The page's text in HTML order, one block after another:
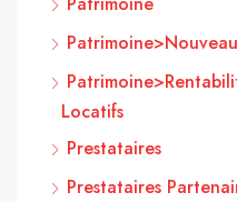
Locatifs
Prestataires
Prestataires